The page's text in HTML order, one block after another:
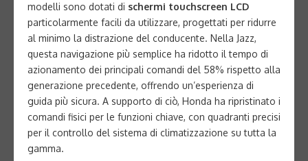
modelli sono dotati di schermi touchscreen LCD
particolarmente facili da utilizzare, progettati per ridurre
al minimo la distrazione del conducente. Nella Jazz,
questa navigazione più semplice ha ridotto il tempo di
azionamento dei principali comandi del 58% rispetto alla
generazione precedente, offrendo un’esperienza di
guida più sicura. A supporto di ciò, Honda ha ripristinato i
comandi fisici per le funzioni chiave, con quadranti precisi
per il controllo del sistema di climatizzazione su tutta la
gamma.